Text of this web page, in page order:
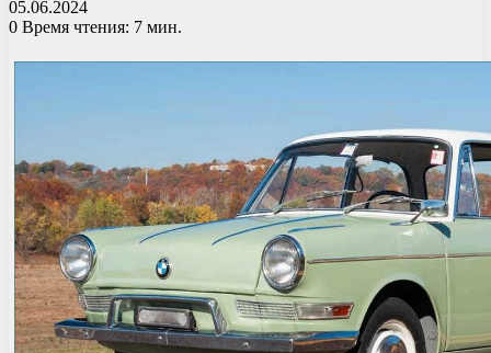
05.06.2024
0 Время чтения: 7 мин.